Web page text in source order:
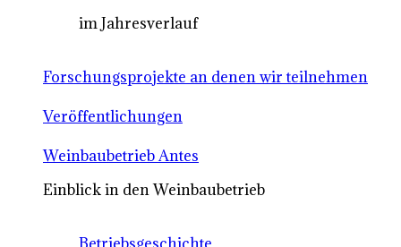
im Jahresverlauf
Forschungsprojekte an denen wir teilnehmen
Veröffentlichungen
Weinbaubetrieb Antes
Einblick in den Weinbaubetrieb